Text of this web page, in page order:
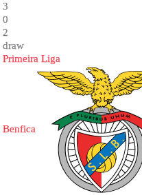
3
0
2
draw
Primeira Liga
Benfica